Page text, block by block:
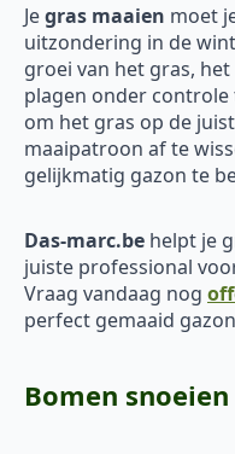
Jegras maaien moet
uitzondering in de
groei van het gras,
plagen onder controle
om het gras op de
maaipatroon af te
gelijkmatig gazon te
Das-marc.be helpt je
juiste professional
Vraag vandaag nog
perfect gemaaid
Bomen snoeien